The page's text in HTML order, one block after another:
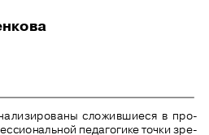
сложившиеся в про-
педагогике точки зре-